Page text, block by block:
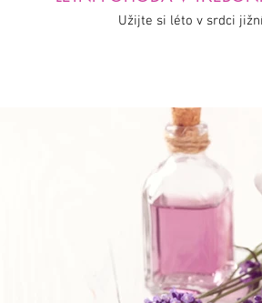
Užijte si léto v srdci